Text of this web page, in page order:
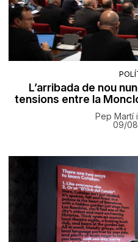
L’arribada de nou
tensions entre la
Pep Martí
09/